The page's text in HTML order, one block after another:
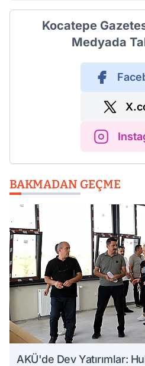
Kocatepe
Medyada
BAKMADAN GEÇME
AKÜ'de Dev Yatırımlar: